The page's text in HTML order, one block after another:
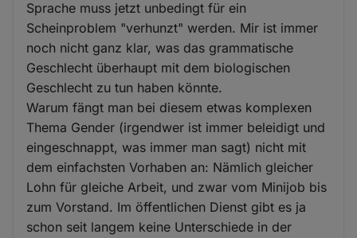
Sprache muss jetzt unbedingt für ein
Scheinproblem "verhunzt" werden. Mir ist immer
noch nicht ganz klar, was das grammatische
Geschlecht überhaupt mit dem biologischen
Geschlecht zu tun haben könnte.
Warum fängt man bei diesem etwas komplexen
Thema Gender (irgendwer ist immer beleidigt und
eingeschnappt, was immer man sagt) nicht mit
dem einfachsten Vorhaben an: Nämlich gleicher
Lohn für gleiche Arbeit, und zwar vom Minijob bis
zum Vorstand. Im öffentlichen Dienst gibt es ja
schon seit langem keine Unterschiede in der